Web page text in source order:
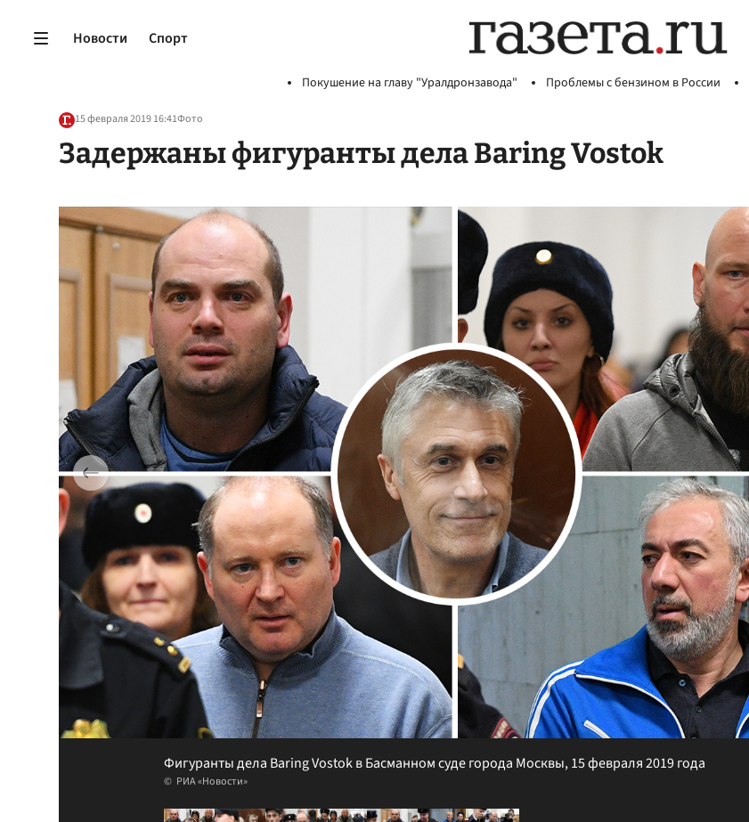
Новости Спорт
Покушение на главу "Уралдронзавода" Проблемы с бензином в России
15 февраля 2019 16:41Фото
Задержаны фигуранты дела Baring Vostok
Фигуранты дела Baring Vostok в Басманном суде города Москвы, 15 февраля 2019 года
РИА «Новости»